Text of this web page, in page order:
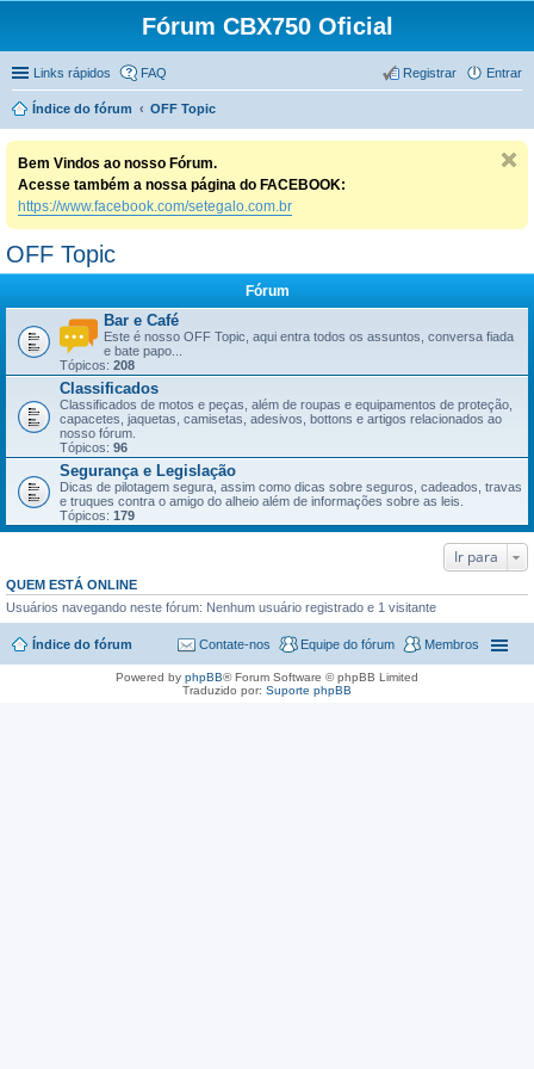
Fórum CBX750 Oficial
Links rápidos FAQ Entrar
Registrar
Índice do fórum OFF Topic
Bem Vindos ao nosso Fórum.
Acesse também a nossa página do FACEBOOK:
https://www.facebook.com/setegalo.com.br
OFF Topic
Fórum
Bar e Café
Este é nosso OFF Topic, aqui entra todos os assuntos, conversa fiada
e bate papo...
Tópicos: 208
Classificados
Classificados de motos e peças, além de roupas e equipamentos de proteção,
capacetes, jaquetas, camisetas, adesivos, bottons e artigos relacionados ao
nosso fórum.
Tópicos: 96
Segurança e Legislação
Dicas de pilotagem segura, assim como dicas sobre seguros, cadeados, travas
e truques contra o amigo do alheio além de informações sobre as leis.
Tópicos: 179
Ir para
QUEM ESTÁ ONLINE
Usuários navegando neste fórum: Nenhum usuário registrado e 1 visitante
Índice do fórum Membros
Equipe do fórum
Contate-nos
Powered by phpBB® Forum Software © phpBB Limited
Traduzido por: Suporte phpBB